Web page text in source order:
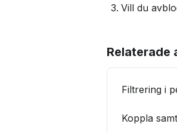
Vill du
Relaterade
Filtrering i
Koppla